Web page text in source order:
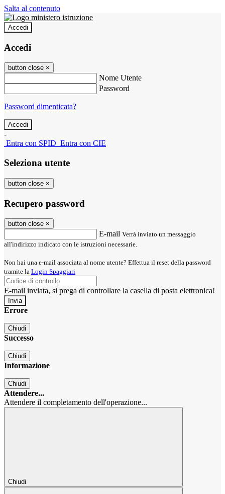
Salta al contenuto
Accedi
Accedi
button close ×
Nome Utente
Password
Password dimenticata?
-
Entra con SPID Entra con CIE
Seleziona utente
button close ×
Recupero password
button close ×
E-mail Verrà inviato un messaggio
all'indirizzo indicato con le istruzioni necessarie.
Non hai una e-mail associata al nome utente? Effettua il reset della password
tramite la Login Spaggiari
E-mail inviata, si prega di controllare la casella di posta elettronica!
Errore
Chiudi
Successo
Chiudi
Informazione
Chiudi
Attendere...
Attendere il completamento dell'operazione...
Chiudi